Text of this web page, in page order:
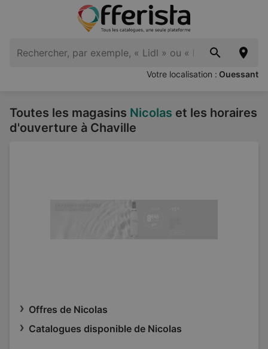
Votre localisation : Ouessant
Toutes les magasins Nicolas et les horaires
d'ouverture à Chaville
Offres de Nicolas
Catalogues disponible de Nicolas